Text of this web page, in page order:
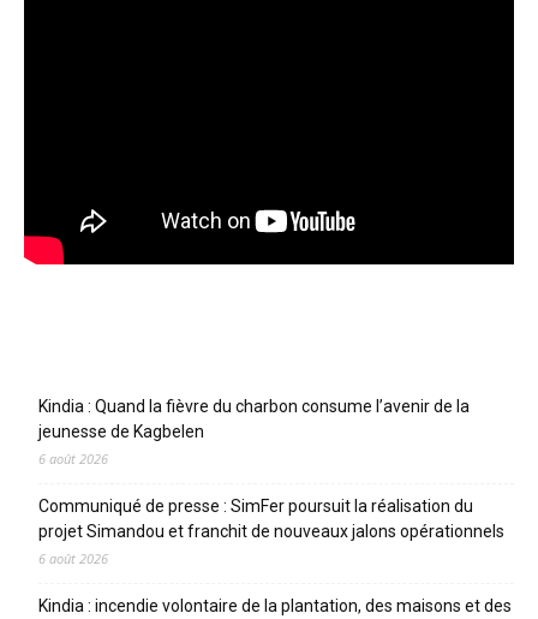
Kindia : Quand la fièvre du charbon consume l’avenir de la
jeunesse de Kagbelen
6 août 2026
Communiqué de presse : SimFer poursuit la réalisation du
projet Simandou et franchit de nouveaux jalons opérationnels
6 août 2026
Kindia : incendie volontaire de la plantation, des maisons et des